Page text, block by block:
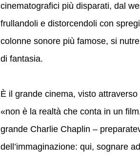
cinematografici più disparati, dal
frullandoli e distorcendoli con
colonne sonore più famose, si
di fantasia.
È il grande cinema, visto
«non è la realtà che conta in un
grande Charlie Chaplin –
dell’immaginazione: qui, sognare